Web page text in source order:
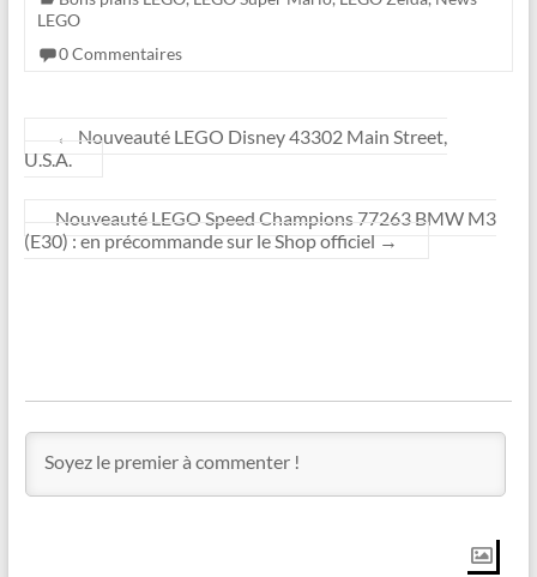
LEGO
0 Commentaires
←
Nouveauté LEGO Disney 43302 Main Street,
U.S.A.
Nouveauté LEGO Speed Champions 77263 BMW M3
(E30) : en précommande sur le Shop officiel →